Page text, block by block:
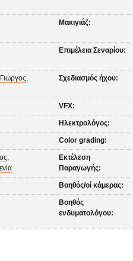
Μακιγιάζ:
Επιμέλεια Σεναρίου:
,
Σχεδιασμός ήχου:
VFX:
Ηλεκτρολόγος:
Color grading:
,
Εκτέλεση
Παραγωγής:
Βοηθός/οί κάμερας:
Βοηθός
ενδυματολόγου: